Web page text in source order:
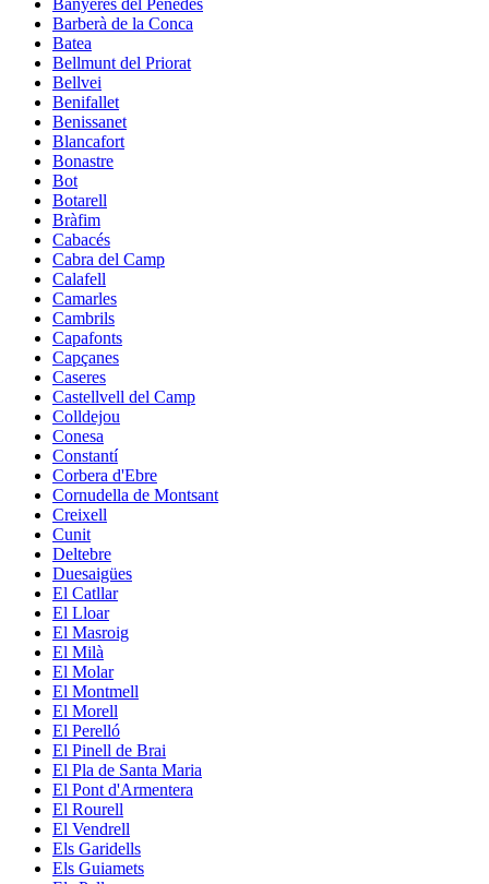
Barberà de la Conca
Batea
Bellmunt del Priorat
Bellvei
Benifallet
Benissanet
Blancafort
Bonastre
Bot
Botarell
Bràfim
Cabacés
Cabra del Camp
Calafell
Camarles
Cambrils
Capafonts
Capçanes
Caseres
Castellvell del Camp
Colldejou
Conesa
Constantí
Corbera d'Ebre
Cornudella de Montsant
Creixell
Cunit
Deltebre
Duesaigües
El Catllar
El Lloar
El Masroig
El Milà
El Molar
El Montmell
El Morell
El Perelló
El Pinell de Brai
El Pla de Santa Maria
El Pont d'Armentera
El Rourell
El Vendrell
Els Garidells
Els Guiamets